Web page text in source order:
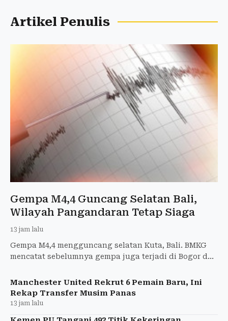
Artikel Penulis
Gempa M4,4 Guncang Selatan Bali,
Wilayah Pangandaran Tetap Siaga
13 jam lalu
Gempa M4,4 mengguncang selatan Kuta, Bali. BMKG
mencatat sebelumnya gempa juga terjadi di Bogor dan
Manchester United Rekrut 6 Pemain Baru, Ini
Rekap Transfer Musim Panas
13 jam lalu